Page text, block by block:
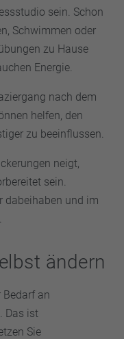
sein. Schon
Schwimmen oder
zu Hause
Energie.
nach dem
helfen, den
zu beeinflussen.
neigt,
sein.
dabeihaben und im
ändern
Bedarf an
Das ist
Sie